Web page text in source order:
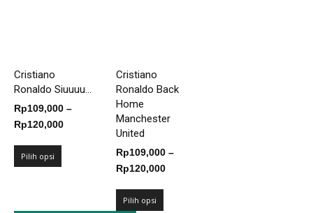
Cristiano
Ronaldo Siuuuu...
Rp109,000 –
Rp120,000Rentang
Pilih opsi
Cristiano
Ronaldo Back
Home
Manchester
United
Rp109,000 –
Rp120,000Rentang
Pilih opsi